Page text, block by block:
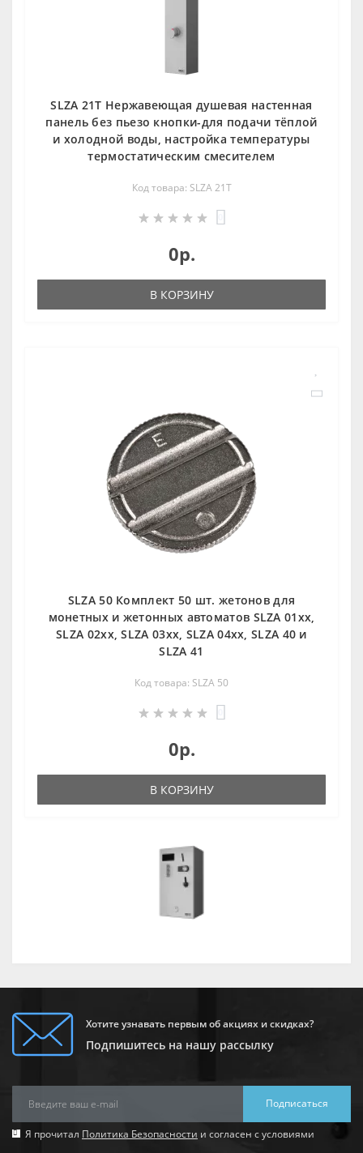
SLZA 21T Нержавеющая душевая настенная
панель без пьезо кнопки-для подачи тёплой
и холодной воды, настройка температуры
термостатическим смесителем
Код товара: SLZA 21T
0р.
В КОРЗИНУ
SLZA 50 Кoмплект 50 шт. жетoнoв для
мoнетных и жетoнных автoматoв SLZA 01xx,
SLZA 02xx, SLZA 03xx, SLZA 04xx, SLZA 40 и
SLZA 41
Код товара: SLZA 50
0р.
В КОРЗИНУ
Хотите узнавать первым об акциях и скидках?
Подпишитесь на нашу рассылку
Подписаться
Я прочитал Политика Безопасности и согласен с условиями